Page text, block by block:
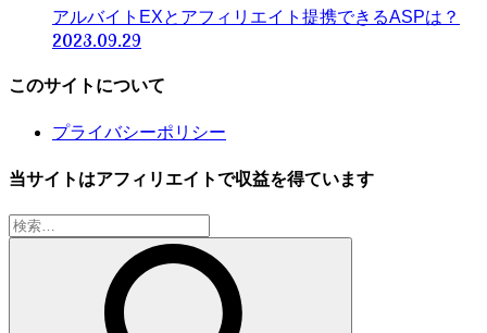
アルバイトEXとアフィリエイト提携できるASPは？
2023.09.29
このサイトについて
プライバシーポリシー
当サイトはアフィリエイトで収益を得ています
検
索: